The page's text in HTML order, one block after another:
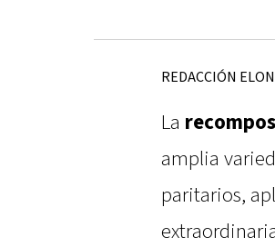
REDACCIÓN
La
amplia
paritarios,